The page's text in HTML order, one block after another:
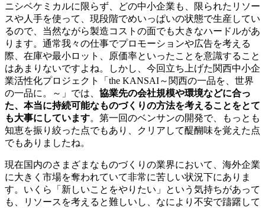
ニシベケミカルに限らず、どの中小企業も、限られたリソー
スや人手を使って、現段階でめいっぱいの状態で生産してい
るので、当然ながら製造コストの面でも大きなハードルがあ
ります。通常我々の仕事でプロモーションや広告を考える
際、在庫や最小ロット、原価率といったことを意識すること
はあまりないですよね。しかし、今回立ち上げた関西中小企
業活性化プロジェクト「the KANSAI～関西の一品を、世界
の一品に。～」では、 協業先の会社規模や環境などに合っ
た、本当に持続可能なものづくりの方法を考えることをとて
も大事にしています。第一回のベンサンの開発で、もっとも
知恵を振り絞った点でもあり、クリアして醍醐味を覚えた点
でもありましたね。
現在国内のさまざまなものづくりの業界において、海外企業
に大きく市場を奪われていて非常に苦しい状況下にありま
す。いくら「新しいことをやりたい」という気持ちがあって
も、リソースを考えると難しいし、なにより不安で躊躇して